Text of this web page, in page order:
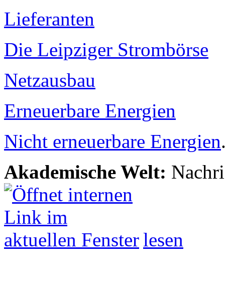
Lieferanten
Die Leipziger Strombörse
Netzausbau
Erneuerbare Energien
Nicht erneuerbare Energien
Akademische Welt:
lesen